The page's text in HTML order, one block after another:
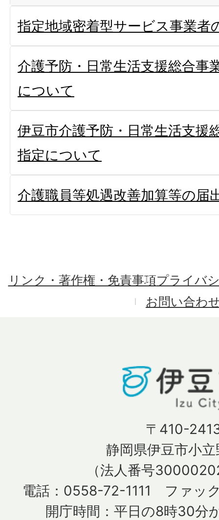
指定地域密着型サービス事業者
介護予防・日常生活支援総合事
について
伊豆市介護予防・日常生活支援
指定について
介護職員等処遇改善加算等の届
リンク・著作権・免責事項プライバ
お問い合わ
〒410-
静岡県伊豆市小
（法人番号
電話：0558-72-1111 ファッ
開庁時間：平日の8時30分